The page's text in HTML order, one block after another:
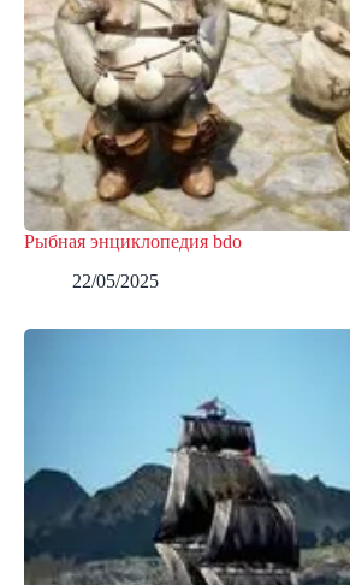
Рыбная энциклопедия bdo
22/05/2025